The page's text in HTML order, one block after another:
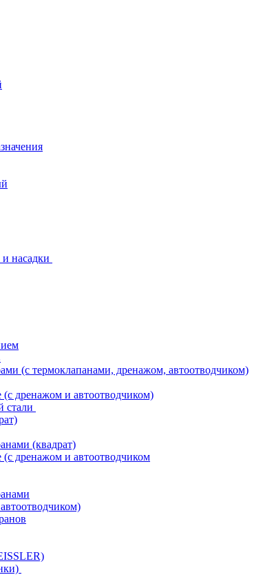
насадки
(с термоклапанами, дренажом, автоотводчиком)
(с дренажом и автоотводчиком)
стали
(квадрат)
(с дренажом и автоотводчиком